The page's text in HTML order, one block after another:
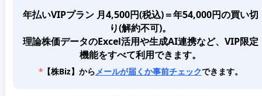
年払いVIPプラン 月4,500円(税込)＝年54,000円の買い切
り(解約不可)。
理論株価データのExcel活用や生成AI連携など、VIP限定
機能をすべて利用できます。
*【株Biz】からメールが届くか事前チェックできます。